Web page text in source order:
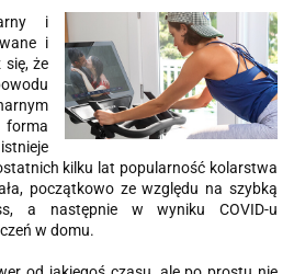
i
i
się, że
forma
kilku lat popularność kolarstwa
początkowo ze względu na szybką
a następnie w wyniku COVID-u
w domu.